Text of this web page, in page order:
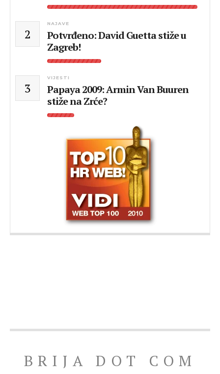
2
NAJAVE
Potvrđeno: David Guetta stiže u
Zagreb!
3
VIJESTI
Papaya 2009: Armin Van Buuren
stiže na Zrće?
BRIJA DOT COM